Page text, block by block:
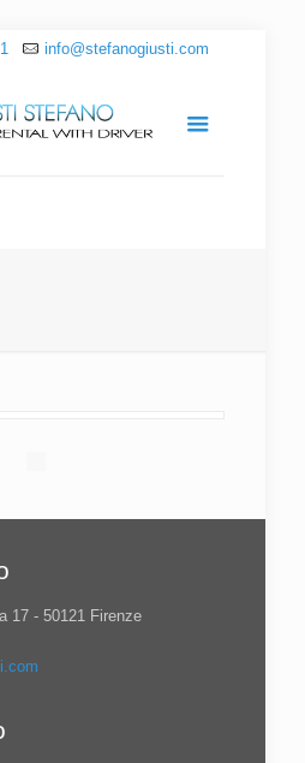
info@stefanogiusti.com
17 - 50121 Firenze